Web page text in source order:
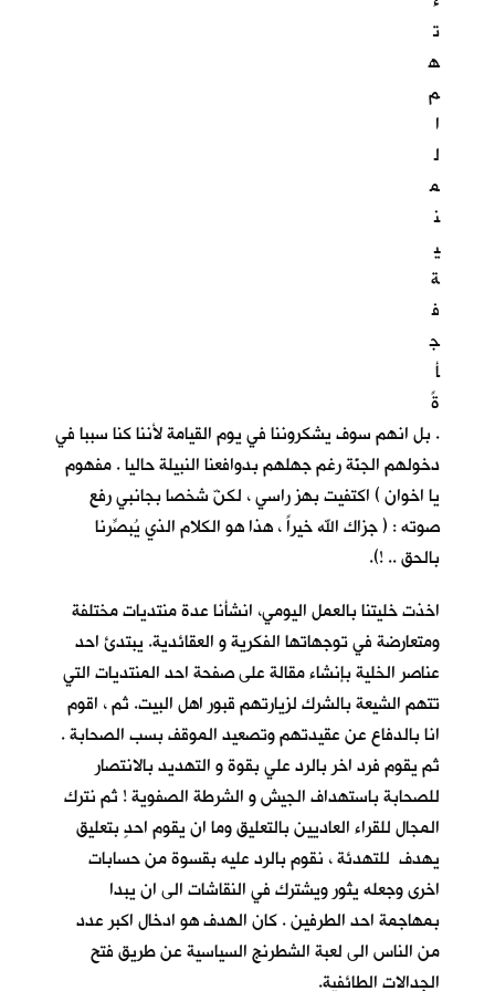
ت
ه
م
ا
ل
م
ن
ي
ة
ف
ج
أ
ةً
. بل انهم سوف يشكروننا في يوم القيامة لأننا كنا سببا في
دخولهم الجنّة رغم جهلهم بدوافعنا النبيلة حاليا . مفهوم
يا اخوان ) اكتفيت بهز راسي ، لكنّ شخصا بجانبي رفع
صوته : ( جزاك الله خيراً ، هذا هو الكلام الذي يُبصِّرنا
بالحق .. !).
اخذت خليتنا بالعمل اليومي، انشأنا عدة منتديات مختلفة
ومتعارضة في توجهاتها الفكرية و العقائدية. يبتدئ احد
عناصر الخلية بإنشاء مقالة على صفحة احد المنتديات التي
تتهم الشيعة بالشرك لزيارتهم قبور اهل البيت. ثم ، اقوم
انا بالدفاع عن عقيدتهم وتصعيد الموقف بسب الصحابة .
ثم يقوم فرد اخر بالرد علي بقوة و التهديد بالانتصار
للصحابة باستهداف الجيش و الشرطة الصفوية ! ثم نترك
المجال للقراء العاديين بالتعليق وما ان يقوم احدٍ بتعليق
يهدف للتهدئة ، نقوم بالرد عليه بقسوة من حسابات
اخرى وجعله يثور ويشترك في النقاشات الى ان يبدا
بمهاجمة احد الطرفين . كان الهدف هو ادخال اكبر عدد
من الناس الى لعبة الشطرنج السياسية عن طريق فتح
الجدالات الطائفية.